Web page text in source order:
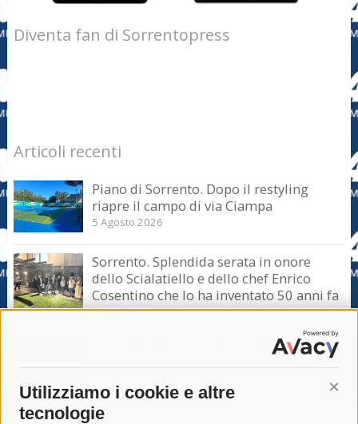
Utilizziamo i cookie e altre
tecnologie
Diventa fan di Sorrentopress
Articoli recenti
Piano di Sorrento. Dopo il restyling
riapre il campo di via Ciampa
5 Agosto 2026
Sorrento. Splendida serata in onore
dello Scialatiello e dello chef Enrico
Cosentino che lo ha inventato 50 anni fa
5 Agosto 2026
Sorrento. Maurizio de Giovanni presenta
il suo ultimo libro